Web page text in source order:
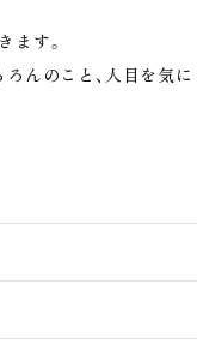
ます。
んのこと、人目を気に